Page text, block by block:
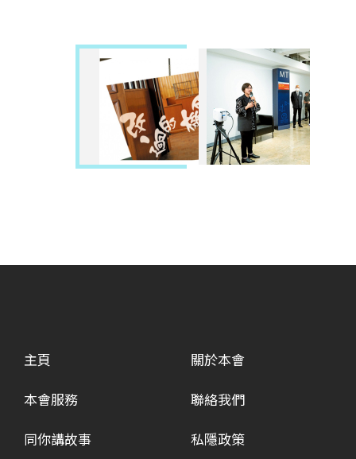
主頁
本會服務
同你講故事
關於本會
聯絡我們
私隱政策